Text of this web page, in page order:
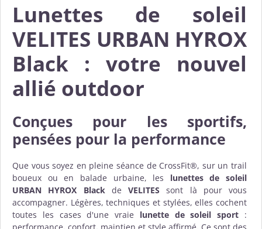
Lunettes de soleil
VELITES URBAN HYROX
Black : votre nouvel
allié outdoor
Conçues pour les sportifs,
pensées pour la performance
Que vous soyez en pleine séance de CrossFit®, sur un trail
boueux ou en balade urbaine, les lunettes de soleil
URBAN HYROX Blackde VELITES sont là pour vous
accompagner. Légères, techniques et stylées, elles cochent
toutes les cases d'une vraie lunette de soleil sport :